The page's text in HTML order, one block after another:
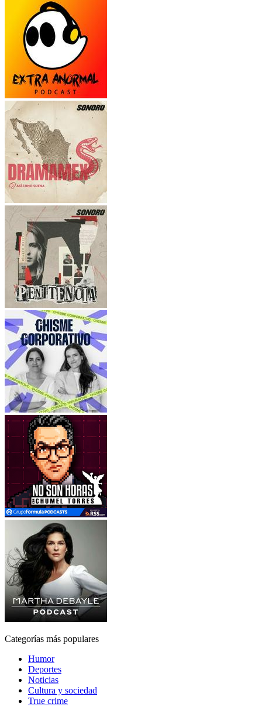
Categorías más populares
Humor
Deportes
Noticias
Cultura y sociedad
True crime